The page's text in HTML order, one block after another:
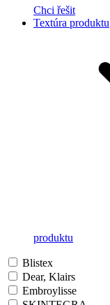
Chci řešit
Textúra produktu
produktu
Blistex
Dear, Klairs
Embroylisse